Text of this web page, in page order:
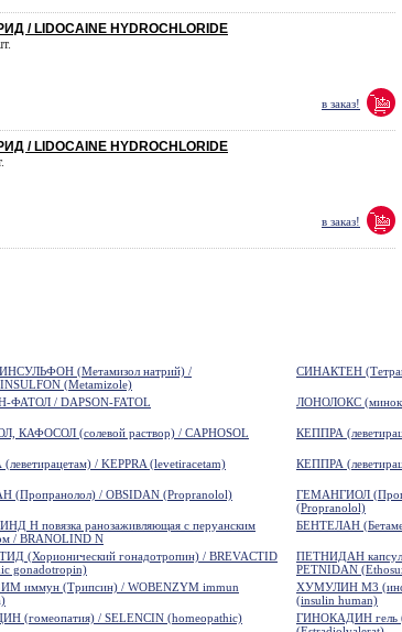
LIDOCAINE HYDROCHLORIDE
в заказ!
LIDOCAINE HYDROCHLORIDE
в заказ!
(Метамизол натрий) /
(Metamizole)
СИНАКТЕН
ФАТОЛ / DAPSON-FATOL ЛОНОЛОКС
КАФОСОЛ (солевой раствор) / CAPHOSOL
КЕППРА
/ KEPPRA (levetiracetam) КЕППРА
(Пропранолол) / OBSIDAN (Propranolol)
ГЕМАНГИОЛ
(Propranolol)
Н повязка ранозаживляющая с перуанским
/ BRANOLIND N
БЕНТЕЛАН
(Хорионический гонадотропин) / BREVACTID
gonadotropin)
ПЕТНИДАН
PETNIDAN
иммун (Трипсин) / WOBENZYM immun
ХУМУЛИН М3
(insulin human)
(гомеопатия) / SELENCIN (homeopathic)
ГИНОКАДИН гель